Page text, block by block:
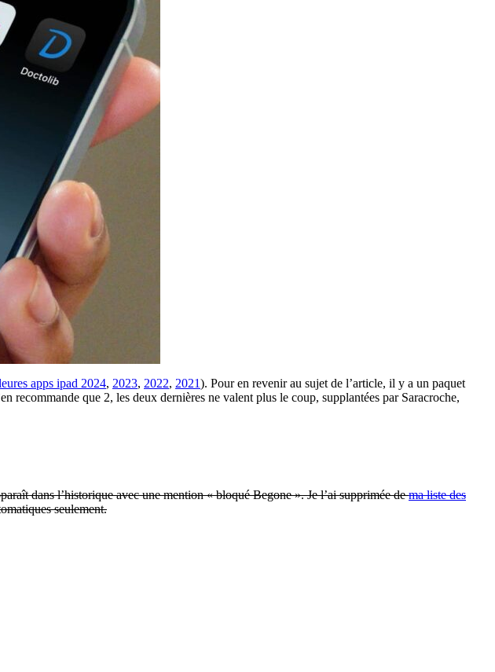
apps ipad 2024, 2023, 2022, 2021). Pour en revenir au sujet de l’article, il y a un paquet
recommande que 2, les deux dernières ne valent plus le coup, supplantées par Saracroche,
dans l’historique avec une mention « bloqué Begone ». Je l’ai supprimée dema liste des
seulement.